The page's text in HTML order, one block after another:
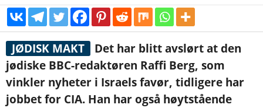
JØDISK MAKT
Det har blitt avslørt at den
jødiske BBC-redaktøren Raffi Berg, som
vinkler nyheter i Israels favør, tidligere har
jobbet for CIA. Han har også høytstående